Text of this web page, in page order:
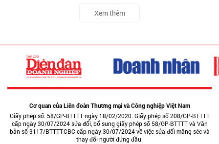
Xem thêm
Cơ quan của Liên đoàn Thương mại và Công nghiệp Việt Nam
Giấy phép số: 58/GP-BTTTT ngày 18/02/2020. Giấy phép số 208/GP-BTTTT
cấp ngày 30/07/2024 sửa đổi, bổ sung giấy phép số 58/GP-BTTTT và Văn
bản số 3117/BTTTT-CBC cấp ngày 30/07/2024 về việc sửa đổi măng séc và
thay đổi người đứng đầu.